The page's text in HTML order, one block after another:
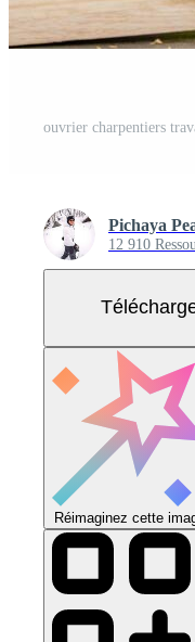
Pichaya
12 910
Réimaginez cette